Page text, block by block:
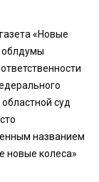
«Новые
облдумы
суд
названием
новые колеса»